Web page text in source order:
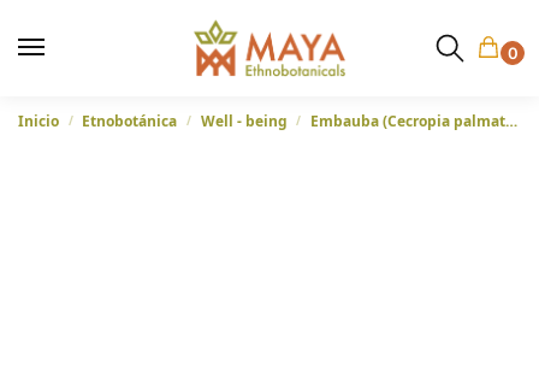
0
Inicio / Etnobotánica / Well - being / Embauba (Cecropia palmata) – Hoja en polvo de Perú